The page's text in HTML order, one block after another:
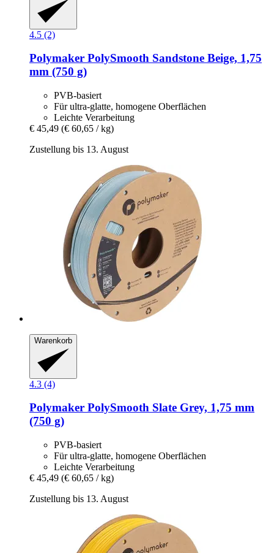
4.5 (2)
Polymaker PolySmooth Sandstone Beige, 1,75
mm (750 g)
PVB-basiert
Für ultra-glatte, homogene Oberflächen
Leichte Verarbeitung
€ 45,49 (€ 60,65 / kg)
Zustellung bis 13. August
Warenkorb
4.3 (4)
Polymaker PolySmooth Slate Grey, 1,75 mm
(750 g)
PVB-basiert
Für ultra-glatte, homogene Oberflächen
Leichte Verarbeitung
€ 45,49 (€ 60,65 / kg)
Zustellung bis 13. August